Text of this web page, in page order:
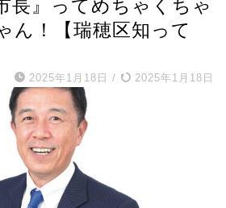
長』ってめちゃくちゃ
ん！【瑞穂区知って
2025年1月18日 / 2025年1月18日